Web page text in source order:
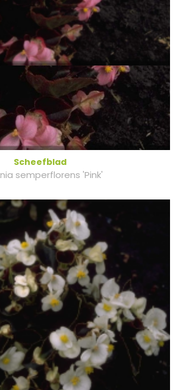
Scheefblad
semperflorens 'Pink'